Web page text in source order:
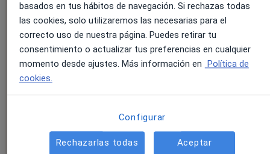
basados en tus hábitos de navegación. Si rechazas todas
las cookies, solo utilizaremos las necesarias para el
correcto uso de nuestra página. Puedes retirar tu
consentimiento o actualizar tus preferencias en cualquier
momento desde ajustes. Más información en Política de
cookies.
Configurar
Rechazarlas todas Aceptar